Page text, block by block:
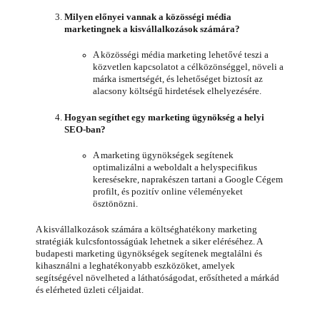
Milyen előnyei vannak a közösségi média
marketingnek a kisvállalkozások számára?
A közösségi média marketing lehetővé teszi a
közvetlen kapcsolatot a célközönséggel, növeli a
márka ismertségét, és lehetőséget biztosít az
alacsony költségű hirdetések elhelyezésére.
Hogyan segíthet egy marketing ügynökség a helyi
SEO-ban?
A marketing ügynökségek segítenek
optimalizálni a weboldalt a helyspecifikus
keresésekre, naprakészen tartani a Google Cégem
profilt, és pozitív online véleményeket
ösztönözni.
A kisvállalkozások számára a költséghatékony marketing
stratégiák kulcsfontosságúak lehetnek a siker eléréséhez. A
budapesti marketing ügynökségek segítenek megtalálni és
kihasználni a leghatékonyabb eszközöket, amelyek
segítségével növelheted a láthatóságodat, erősítheted a márkád
és elérheted üzleti céljaidat.